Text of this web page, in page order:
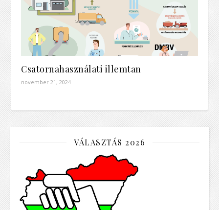
Csatornahasználati illemtan
november 21, 2024
VÁLASZTÁS 2026